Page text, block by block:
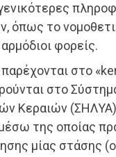
όπως το
φορείς.
στο
στο
Κεραιών (ΣΗΛΥΑ),
της οποίας
μίας στάσης